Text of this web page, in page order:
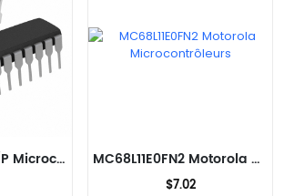
PIC16CE623-04I/P Microchip Technology Microcontrôleurs MC68L11E0FN2 Motorola Microcontrôleurs
$7.02